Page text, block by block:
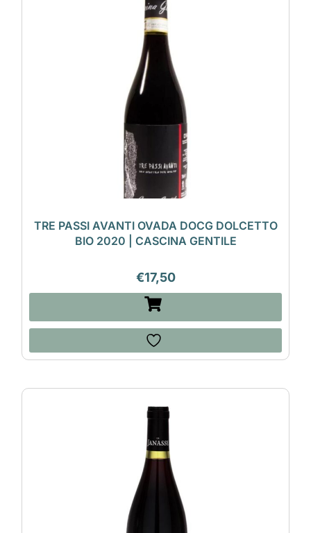
TRE PASSI AVANTI OVADA DOCG DOLCETTO
BIO 2020 | CASCINA GENTILE
€17,50